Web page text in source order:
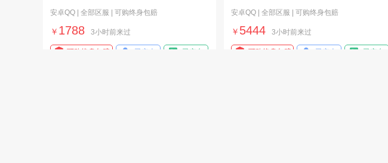
安卓QQ | 全部区服 | 可购终身包赔
￥ 1788 3小时前来过
可购终身包赔 已实人 已实名
安卓QQ | 全部区服 | 可购终身包赔
￥ 5444 3小时前来过
可购终身包赔 已实人 已实名